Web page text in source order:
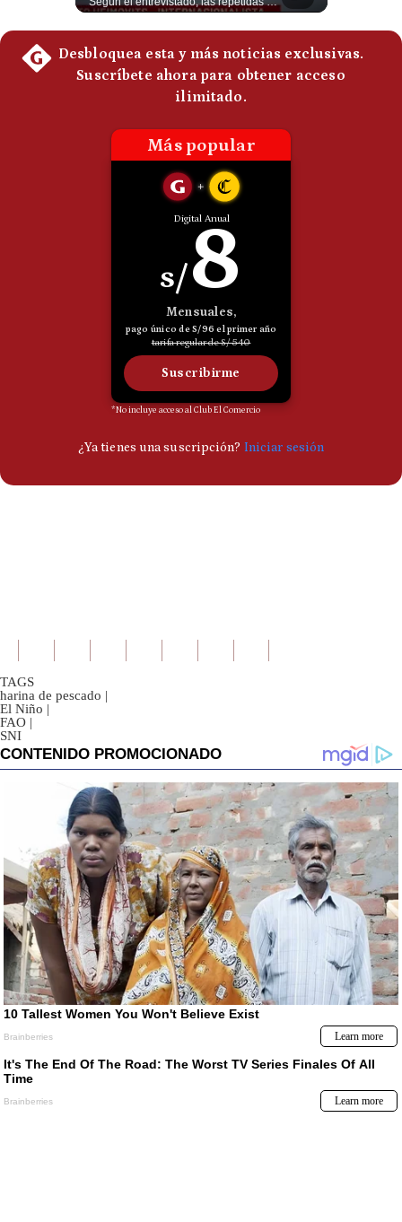
Privacidad
De
Cookies
TAGS
harina de pescado |
El Niño |
FAO |
SNI